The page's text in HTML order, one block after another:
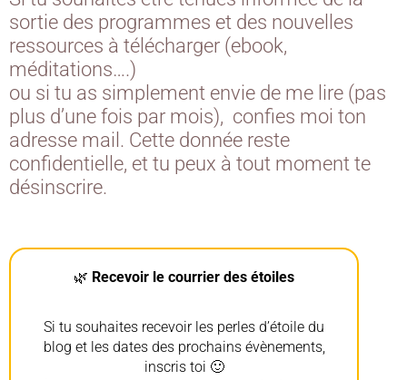
sortie des programmes et des nouvelles
ressources à télécharger (ebook,
méditations….)
ou si tu as simplement envie de me lire (pas
plus d’une fois par mois), confies moi ton
adresse mail. Cette donnée reste
confidentielle, et tu peux à tout moment te
désinscrire.
🌿 Recevoir le courrier des étoiles
Si tu souhaites recevoir les perles d’étoile du
blog et les dates des prochains évènements,
inscris toi 🙂